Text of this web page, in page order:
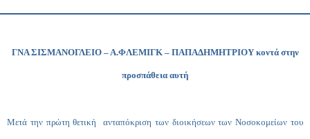
ΓΝΑ ΣIΣΜΑΝΟΓΛΕΙΟ – Α.ΦΛΕΜΙΓΚ – ΠΑΠΑΔΗΜΗΤΡΙΟΥ κοντά στην
προσπάθεια αυτή
Μετά την πρώτη θετική ανταπόκριση των διοικήσεων των Νοσοκομείων του